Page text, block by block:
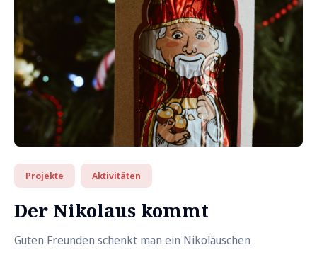
Projekte Aktivitäten
Der Nikolaus kommt
Guten Freunden schenkt man ein Nikoläuschen